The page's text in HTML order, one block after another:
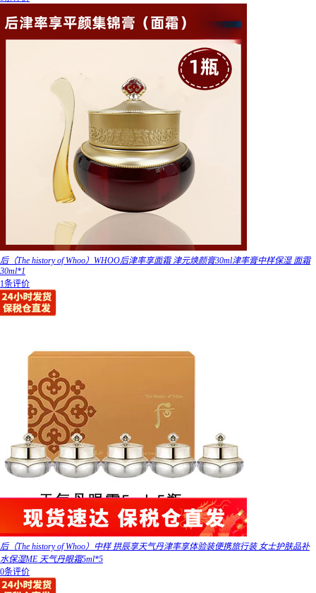
后（The history of Whoo）WHOO后津率享面霜 津元焕颜膏30ml津率膏中样保湿 面霜
30ml*1
1条评价
后（The history of Whoo）中样 拱辰享天气丹津率享体验装便携旅行装 女士护肤品补
水保湿ME 天气丹眼霜5ml*5
0条评价